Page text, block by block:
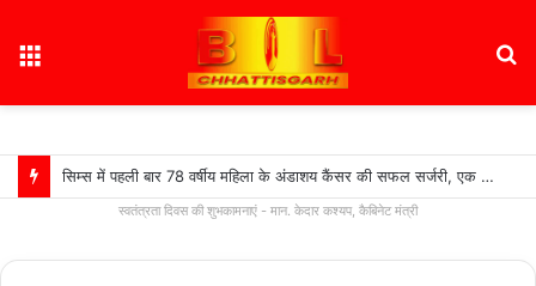
सिम्स में पहली बार 78 वर्षीय महिला के अंडाशय कैंसर की सफल सर्जरी, एक किलो का ट्यूमर निकाल महिला को दिया नया जीवन….
स्वतंत्रता दिवस की शुभकामनाएं - मान. केदार कश्यप, कैबिनेट मंत्री